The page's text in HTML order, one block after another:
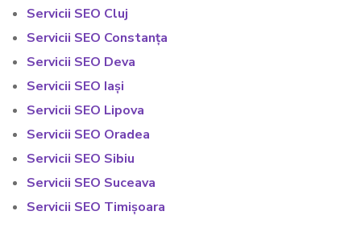
Servicii SEO Cluj
Servicii SEO Constanța
Servicii SEO Deva
Servicii SEO Iași
Servicii SEO Lipova
Servicii SEO Oradea
Servicii SEO Sibiu
Servicii SEO Suceava
Servicii SEO Timișoara